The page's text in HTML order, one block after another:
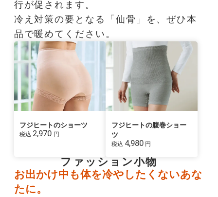
行が促されます。
冷え対策の要となる「仙骨」を、ぜひ本
品で暖めてください。
フジヒートのショーツ
税込 2,970 円
フジヒートの腹巻ショー
ツ
税込 4,980 円
ファッション小物
お出かけ中も体を冷やしたくないあな
たに。